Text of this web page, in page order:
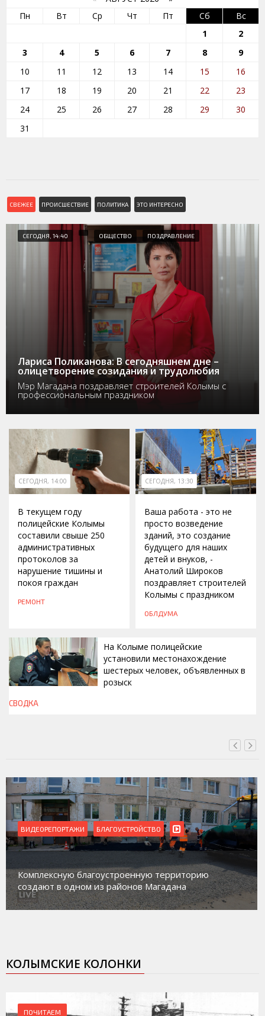
Пн
Вт Ср Чт Пт Сб
Вс
1
2
3
4 5 6 7 8
9
10
11 12 13 14 15
16
17
18 19 20 21 22
23
24
25 26 27 28 29
30
31
СВЕЖЕЕ ПРОИСШЕСТВИЕ ПОЛИТИКА ЭТО ИНТЕРЕСНО
СЕГОДНЯ, 14:40 ОБЩЕСТВО ПОЗДРАВЛЕНИЕ
Лариса Поликанова: В сегодняшнем дне –
олицетворение созидания и трудолюбия
Мэр Магадана поздравляет строителей Колымы с
профессиональным праздником
СЕГОДНЯ, 14:00
В текущем году
полицейские Колымы
составили свыше 250
административных
протоколов за
нарушение тишины и
покоя граждан
РЕМОНТ
СЕГОДНЯ, 13:30
Ваша работа - это не
просто возведение
зданий, это создание
будущего для наших
детей и внуков, -
Анатолий Широков
поздравляет строителей
Колымы с праздником
ОБЛДУМА
СЕГОДНЯ, 13:00
На Колыме полицейские
установили местонахождение
шестерых человек, объявленных в
розыск
СВОДКА
ВИДЕОРЕПОРТАЖИ
Магадан присоединился к пилотному
работе с несовершеннолетними из
социального риска «Переправа»
КОЛЫМСКИЕ КОЛОНКИ
ПОЧИТАЕМ